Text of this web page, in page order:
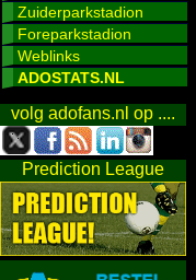
Zuiderparkstadion
Foreparkstadion
Weblinks
ADOSTATS.NL
volg adofans.nl op ....
Prediction League